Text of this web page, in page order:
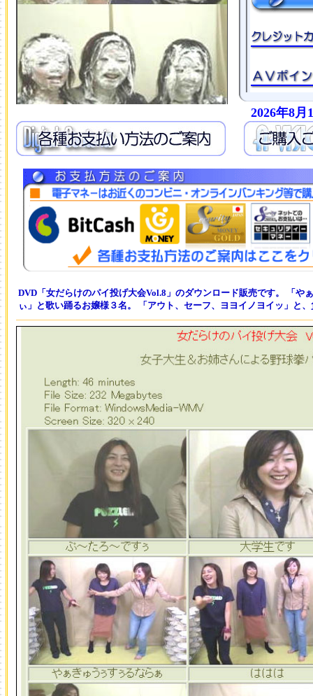
2026年8
DVD「女だらけのパイ投げ大会Vol.8」のダウンロード販売です。 「や
ぃ」と歌い踊るお嬢様３名。 「アウト、セーフ、ヨヨイノヨイッ」と